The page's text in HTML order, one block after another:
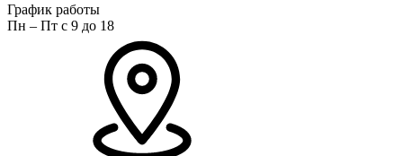
График работы
Пн – Пт с 9 до 18